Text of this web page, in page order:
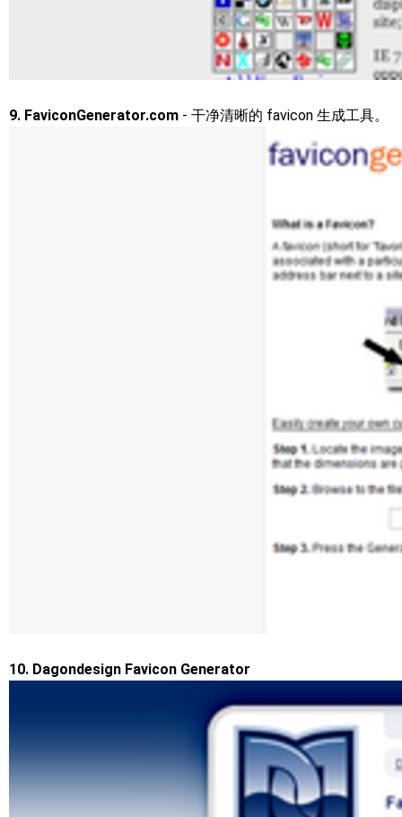
9. FaviconGenerator.com - 干净清晰的 favicon 生成工具。
10. Dagondesign Favicon Generator